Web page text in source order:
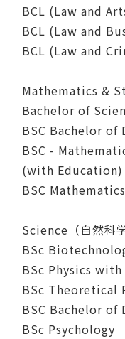
BCL (Law and
BCL (Law and
BCL (Law and
Mathematics &
Bachelor of
BSC Bachelor of
BSC -
(with Education)
BSC
Science（自然科学
BSc
BSc Physics
BSc Theoretical
BSC Bachelor of
BSc Psychology